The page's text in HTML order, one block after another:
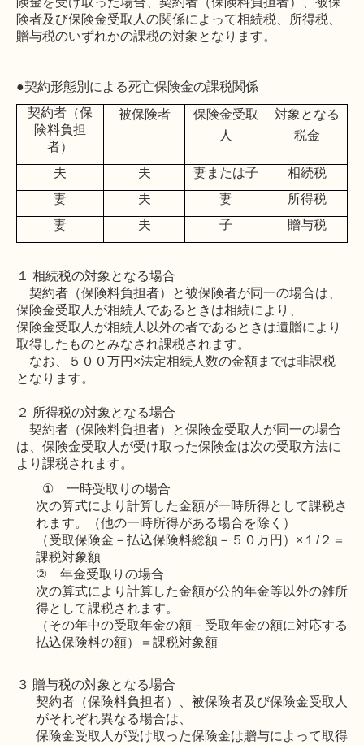
険者及び保険金受取人の関係によって相続税、所得税、
贈与税のいずれかの課税の対象となります。
●契約形態別による死亡保険金の課税関係
契約者 （保
険料負担
者）
被保険者
保険金受取
人
対象となる
税金
夫 夫 妻または子
相続税
妻
夫 妻
所得税
妻
夫 子 贈与税
１ 相続税の対象となる場合
契約者（保険料負担者）と被保険者が同一の場合は、
保険金受取人が相続人であるときは相続により、
保険金受取人が相続人以外の者であるときは遺贈により
取得したものとみなされ課税されます。
なお、５００万円×法定相続人数の金額までは非課税
となります。
２ 所得税の対象となる場合
契約者（保険料負担者）と保険金受取人が同一の場合
は、保険金受取人が受け取った保険金は次の受取方法に
より課税されます。
①
一時受取りの場合
次の算式により計算した金額が一時所得として課税さ
れます。（他の一時所得がある場合を除く）
（受取保険金－払込保険料総額－５０万円）×１ /２＝
課税対象額
②
年金受取りの場合
次の算式により計算した金額が公的年金等以外の雑所
得として課税されます。
（その年中の受取年金の額－受取年金の額に対応する
払込保険料の額）＝課税対象額
３ 贈与税の対象となる場合
契約者（保険料負担者）、被保険者及び保険金受取人
がそれぞれ異なる場合は、
保険金受取人が受け取った保険金は贈与によって取得